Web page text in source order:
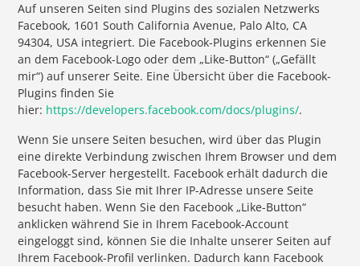
Auf unseren Seiten sind Plugins des sozialen Netzwerks
Facebook, 1601 South California Avenue, Palo Alto, CA
94304, USA integriert. Die Facebook-Plugins erkennen Sie
an dem Facebook-Logo oder dem „Like-Button“ („Gefällt
mir“) auf unserer Seite. Eine Übersicht über die Facebook-
Plugins finden Sie
hier: https://developers.facebook.com/docs/plugins/.
Wenn Sie unsere Seiten besuchen, wird über das Plugin
eine direkte Verbindung zwischen Ihrem Browser und dem
Facebook-Server hergestellt. Facebook erhält dadurch die
Information, dass Sie mit Ihrer IP-Adresse unsere Seite
besucht haben. Wenn Sie den Facebook „Like-Button“
anklicken während Sie in Ihrem Facebook-Account
eingeloggt sind, können Sie die Inhalte unserer Seiten auf
Ihrem Facebook-Profil verlinken. Dadurch kann Facebook